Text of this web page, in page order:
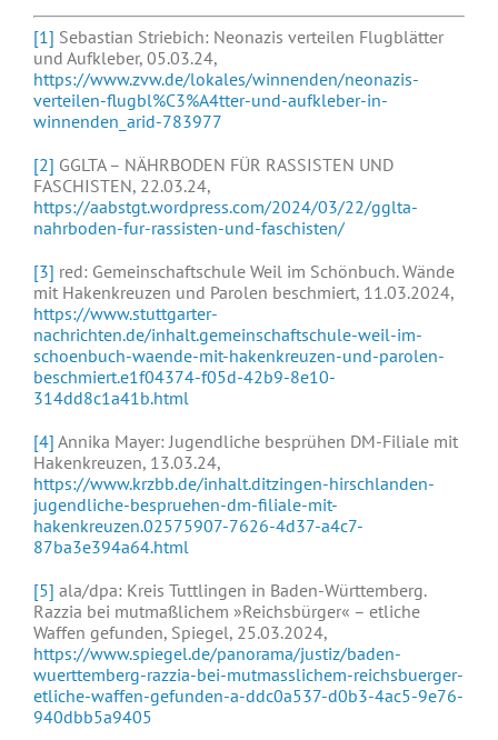
[1] Sebastian Striebich: Neonazis verteilen Flugblätter
und Aufkleber, 05.03.24,
https://www.zvw.de/lokales/winnenden/neonazis-
verteilen-flugbl%C3%A4tter-und-aufkleber-in-
winnenden_arid-783977
[2] GGLTA – NÄHRBODEN FÜR RASSISTEN UND
FASCHISTEN, 22.03.24,
https://aabstgt.wordpress.com/2024/03/22/gglta-
nahrboden-fur-rassisten-und-faschisten/
[3] red: Gemeinschaftschule Weil im Schönbuch. Wände
mit Hakenkreuzen und Parolen beschmiert, 11.03.2024,
https://www.stuttgarter-
nachrichten.de/inhalt.gemeinschaftschule-weil-im-
schoenbuch-waende-mit-hakenkreuzen-und-parolen-
beschmiert.e1f04374-f05d-42b9-8e10-
314dd8c1a41b.html
[4] Annika Mayer: Jugendliche besprühen DM-Filiale mit
Hakenkreuzen, 13.03.24,
https://www.krzbb.de/inhalt.ditzingen-hirschlanden-
jugendliche-bespruehen-dm-filiale-mit-
hakenkreuzen.02575907-7626-4d37-a4c7-
87ba3e394a64.html
[5] ala/dpa: Kreis Tuttlingen in Baden-Württemberg.
Razzia bei mutmaßlichem »Reichsbürger« – etliche
Waffen gefunden, Spiegel, 25.03.2024,
https://www.spiegel.de/panorama/justiz/baden-
wuerttemberg-razzia-bei-mutmasslichem-reichsbuerger-
etliche-waffen-gefunden-a-ddc0a537-d0b3-4ac5-9e76-
940dbb5a9405